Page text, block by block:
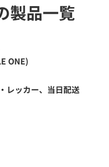
製品一覧
ONE)
レッカー、当日配送